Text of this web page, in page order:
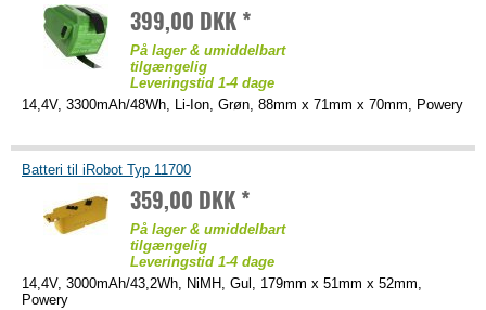
399,00 DKK *
På lager & umiddelbart
tilgængelig
Leveringstid 1-4 dage
14,4V, 3300mAh/48Wh, Li-Ion, Grøn, 88mm x 71mm x 70mm, Powery
Batteri til iRobot Typ 11700
359,00 DKK *
På lager & umiddelbart
tilgængelig
Leveringstid 1-4 dage
14,4V, 3000mAh/43,2Wh, NiMH, Gul, 179mm x 51mm x 52mm,
Powery